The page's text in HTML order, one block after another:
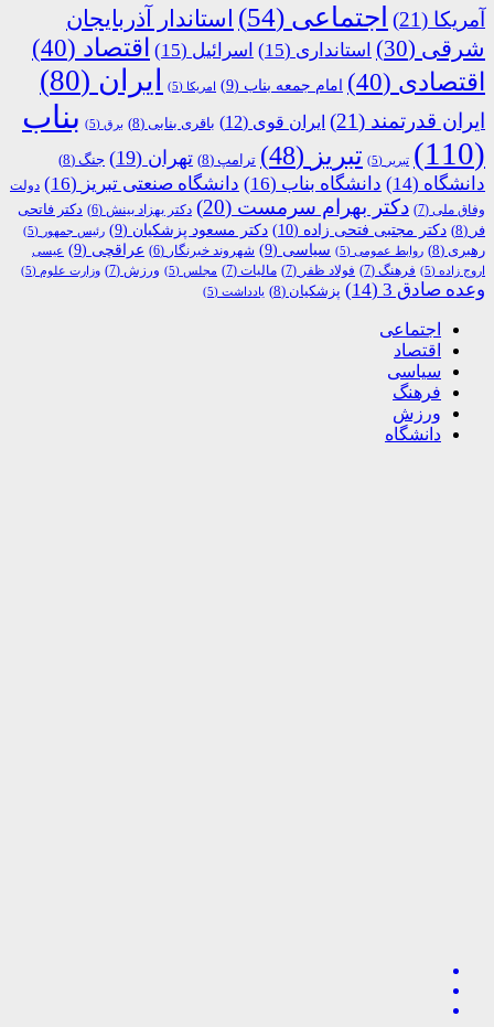
آمریکا (21) اجتماعی (54)
استاندار آذربایجان
شرقی (30) استانداری (15) اسرائیل (15) اقتصاد (40)
اقتصادی (40) امام جمعه بناب (9) امریکا (5) ایران (80)
ایران قدرتمند (21) ایران قوی (12) باقری بنابی (8) برق (5)
بناب
(110)
تبریر (5) تبریز (48) ترامپ (8) تهران (19) جنگ (8)
دانشگاه (14) دانشگاه بناب (16) دانشگاه صنعتی تبریز (16)
دولت
وفاق ملی (7) دکتر بهرام سرمست (20) دکتر بهزاد بینش (6)
دکتر فاتحی
فر (8) دکتر مجتبی فتحی زاده (10) دکتر مسعود پزشکیان (9) رئیس جمهور (5)
رهبری (8) روابط عمومی (5) سیاسی (9) شهروند خبرنگار (6) عراقچی (9)
عیسی
اروج زاده (5) فرهنگ (7) فولاد ظفر (7) مالیات (7) مجلس (5) ورزش (7) وزارت علوم (5)
وعده صادق 3 (14) پزشکیان (8) یادداشت (5)
اجتماعی
اقتصاد
سیاسی
فرهنگ
ورزش
دانشگاه